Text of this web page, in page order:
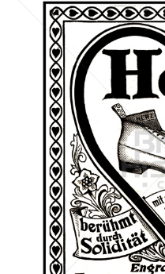
Einst und Heute
Marken
Konzerne
Epoche